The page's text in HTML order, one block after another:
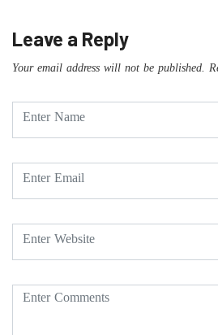
Leave a Reply
Your email address will not be published.